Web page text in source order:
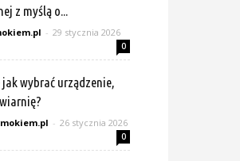
z myślą o...
- 29 stycznia 2026
0
jak wybrać urządzenie,
- 26 stycznia 2026
0